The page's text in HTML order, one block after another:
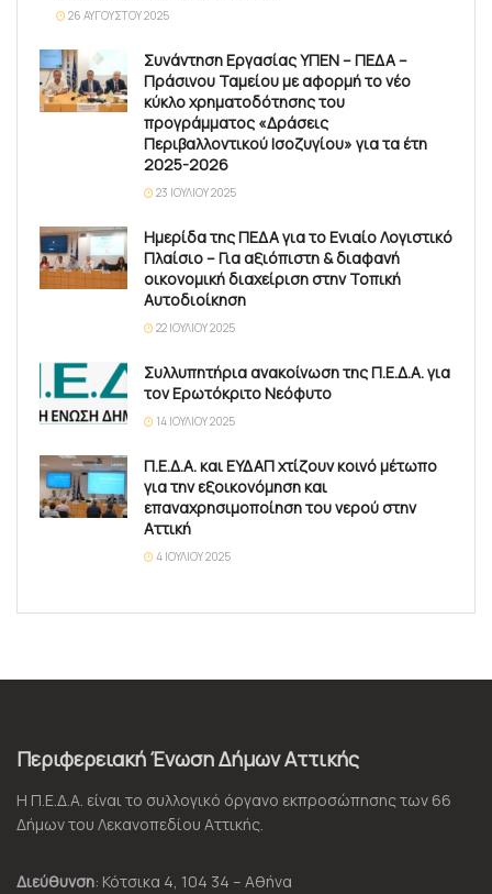
26 ΑΥΓΟΎΣΤΟΥ 2025
Συνάντηση Εργασίας ΥΠΕΝ – ΠΕΔΑ –
Πράσινου Ταμείου με αφορμή το νέο
κύκλο χρηματοδότησης του
προγράμματος «Δράσεις
Περιβαλλοντικού Ισοζυγίου» για τα έτη
2025-2026
23 ΙΟΥΛΊΟΥ 2025
Ημερίδα της ΠΕΔΑ για το Ενιαίο Λογιστικό
Πλαίσιο – Για αξιόπιστη & διαφανή
οικονομική διαχείριση στην Τοπική
Αυτοδιοίκηση
22 ΙΟΥΛΊΟΥ 2025
Συλλυπητήρια ανακοίνωση της Π.Ε.Δ.Α. για
τον Ερωτόκριτο Νεόφυτο
14 ΙΟΥΛΊΟΥ 2025
Π.Ε.Δ.Α. και ΕΥΔΑΠ χτίζουν κοινό μέτωπο
για την εξοικονόμηση και
επαναχρησιμοποίηση του νερού στην
Αττική
4 ΙΟΥΛΊΟΥ 2025
Περιφερειακή Ένωση Δήμων Αττικής
Η Π.Ε.Δ.Α. είναι το συλλογικό όργανο εκπροσώπησης των 66
Δήμων του Λεκανοπεδίου Αττικής.
Διεύθυνση: Κότσικα 4, 104 34 – Αθήνα